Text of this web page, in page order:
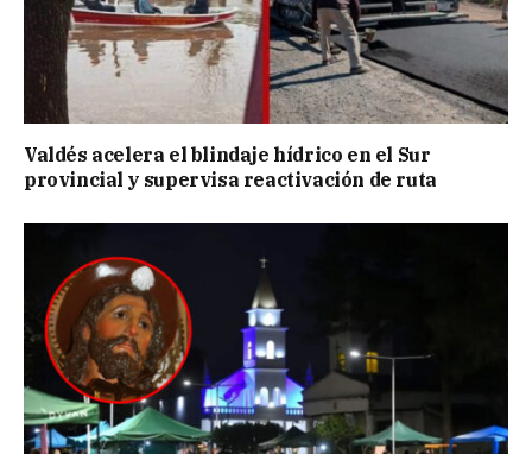
Valdés acelera el blindaje hídrico en el Sur
provincial y supervisa reactivación de ruta